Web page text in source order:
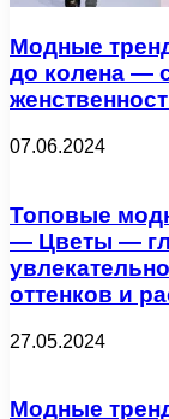
Модные
до колена —
07.06.2024
Топовые
— Цветы —
оттенков и
27.05.2024
Модные